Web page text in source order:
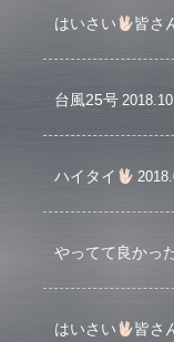
はいさい 皆さ
台風25号
ハイタイ
やってて良かっ
はいさい 皆さ